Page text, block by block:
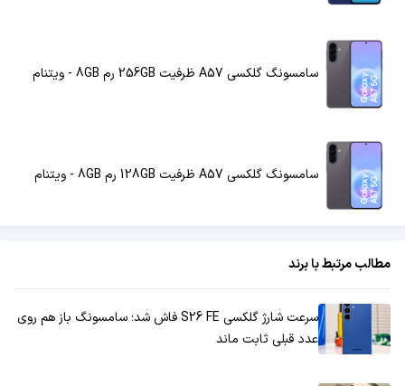
سامسونگ گلکسی A57 ظرفیت 256GB رم 8GB - ویتنام
سامسونگ گلکسی A57 ظرفیت 128GB رم 8GB - ویتنام
مطالب مرتبط با برند
سرعت شارژ گلکسی S26 FE فاش شد؛ سامسونگ باز هم روی
عدد قبلی ثابت ماند